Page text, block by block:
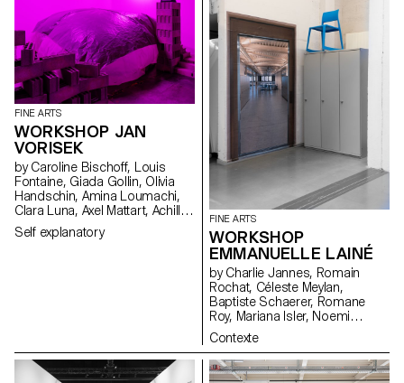
FINE ARTS
WORKSHOP JAN
VORISEK
by Caroline Bischoff, Louis
Fontaine, Giada Gollin, Olivia
Handschin, Amina Loumachi,
Clara Luna, Axel Mattart, Achille
Meier, Charlie Schär, Jamie
Soria, Nayla Younes, Mayalène
Self explanatory
FINE ARTS
WORKSHOP
EMMANUELLE LAINÉ
by Charlie Jannes, Romain
Rochat, Céleste Meylan,
Baptiste Schaerer, Romane
Roy, Mariana Isler, Noemi
Leneman, Anna Kawahara, Tom
Grbic, Julie Wuhrmann
Contexte